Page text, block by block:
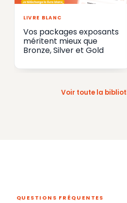
LIVRE BLANC
Vos packages exposants
méritent mieux que
Bronze, Silver et Gold
Voir toute la
QUESTIONS FRÉQUENTES